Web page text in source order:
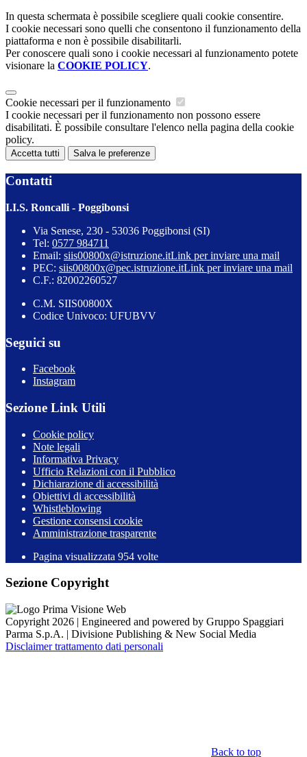
In questa schermata è possibile scegliere quali cookie consentire.
I cookie necessari sono quelli che consentono il funzionamento della
piattaforma e non è possibile disabilitarli.
Per conoscere quali sono i cookie necessari al funzionamento potete
visionare la COOKIE POLICY.
Cookie necessari per il funzionamento
I cookie necessari per il funzionamento non possono essere
disabilitati. È possibile consultare l'elenco nella pagina della cookie
policy.
Accetta tutti Salva le preferenze
Contatti
I.I.S. Roncalli - Poggibonsi
Via Senese, 230 - 53036 Poggibonsi (SI)
Tel: 0577 984711
Email: siis00800x@istruzione.itLink per inviare una mail
PEC: siis00800x@pec.istruzione.itLink per inviare una mail
C.F.: 82002260527
C.M. SIIS00800X
Codice Univoco: UFUBVV
Seguici su
Facebook
Instagram
Sezione Link Utili
Cookie policy
Note legali
Informativa Privacy
Ufficio Relazioni con il Pubblico
Dichiarazione di accessibilità
Obiettivi di accessibilità
Whistleblowing
Gestione consensi cookie
Amministrazione trasparente
Pagina visualizzata 954 volte
Sezione Copyright
Copyright 2026 | Engineered and powered by Gruppo Spaggiari
Parma S.p.A. | Divisione Publishing & New Social Media
Disclaimer trattamento dati personali
Back to top